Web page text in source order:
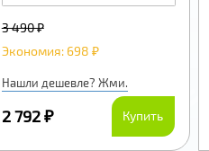
3 490 ₽
Экономия: 698 ₽
Нашли дешевле? Жми.
2 792 ₽ Купить